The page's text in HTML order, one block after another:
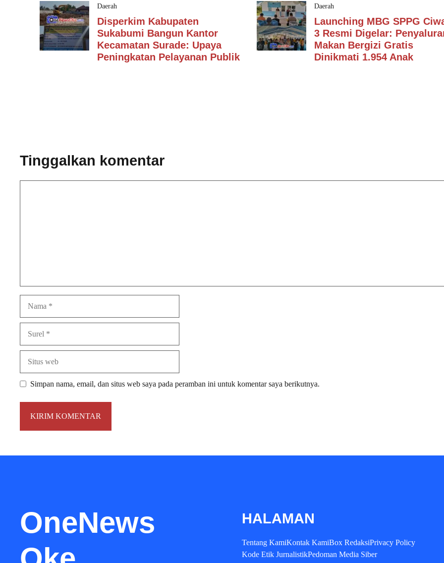
Daerah
Disperkim Kabupaten
Sukabumi Bangun Kantor
Kecamatan Surade: Upaya
Peningkatan Pelayanan Publik
Daerah
Launching MBG SPPG
3 Resmi Digelar:
Makan Bergizi Gratis
Dinikmati 1.954 Anak
Tinggalkan komentar
Simpan nama, email, dan situs web saya pada peramban ini untuk komentar saya berikutnya.
OneNews
HALAMAN
Tentang KamiKontak KamiBox RedaksiPrivacy Policy
Kode Etik JurnalistikPedoman Media Siber